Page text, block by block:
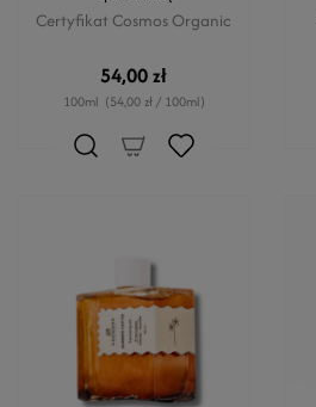
Certyfikat Cosmos Organic
54,00 zł
100ml (54,00 zł / 100ml)